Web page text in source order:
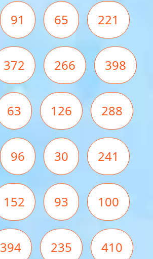
91 65 221
372 266 398
63 126 288
96 30 241
152 93 100
394 235 410